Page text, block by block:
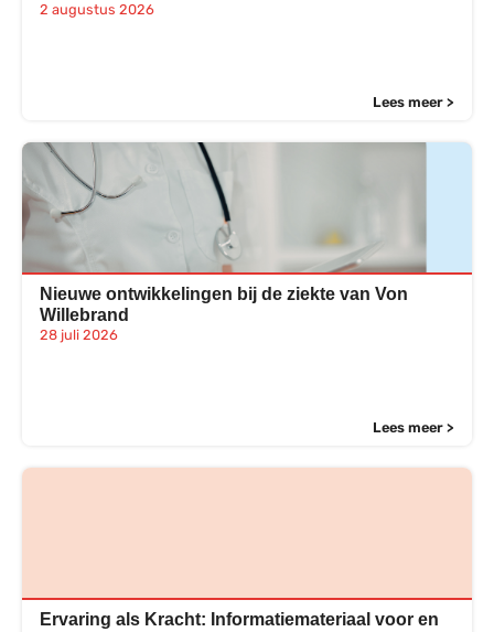
2 augustus 2026
Lees meer >
Nieuwe ontwikkelingen bij de ziekte van Von
Willebrand
28 juli 2026
Lees meer >
Ervaring als Kracht: Informatiemateriaal voor en